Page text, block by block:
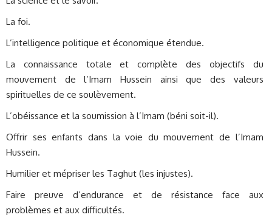
La foi.
L’intelligence politique et économique étendue.
La connaissance totale et complète des objectifs du
mouvement de l’Imam Hussein ainsi que des valeurs
spirituelles de ce soulèvement.
L’obéissance et la soumission à l’Imam (béni soit-il).
Offrir ses enfants dans la voie du mouvement de l’Imam
Hussein.
Humilier et mépriser les Taghut (les injustes).
Faire preuve d’endurance et de résistance face aux
problèmes et aux difficultés.